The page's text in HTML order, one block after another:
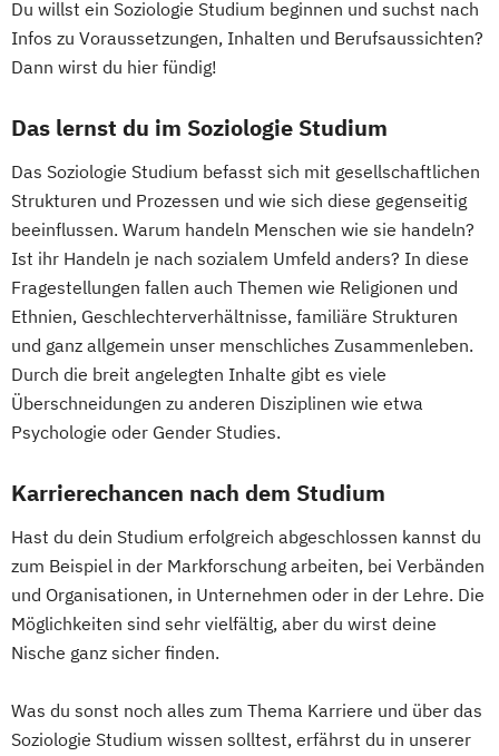
Digital Business Management
Digital Entrepreneurship Digital Health
Digital Innovation and Intrapreneurship
(DE/EN)
Digital Product Management
Digital Transformation Management -
Gesundheitswesen
Digitale Betriebswirtschaftslehre
Digitale Transformation Diätetik
E-Beratung in der Pädagogik
E-Commerce
Elektrotechnik
Engineering (DE/EN)
Entrepreneurship (DE/EN)
Ergotherapie
Ernährungswissenschaften
Beratung und Personalentwicklung
Finance
Accounting und Taxation (DE/EN)
Finanzmanagement
Finanzmanagement für Bankkaufleute
Gartenbau General Management
Gerontologie
Wirtschaftswissenschaft für Ingenieur/-
innen und Naturwissenschaftler/-innen
Du willst ein Soziologie Studium beginnen und suchst nach
Infos zu Voraussetzungen, Inhalten und Berufsaussichten?
Dann wirst du hier fündig!
Das lernst du im Soziologie Studium
Das Soziologie Studium befasst sich mit gesellschaftlichen
Strukturen und Prozessen und wie sich diese gegenseitig
beeinflussen. Warum handeln Menschen wie sie handeln?
Ist ihr Handeln je nach sozialem Umfeld anders? In diese
Fragestellungen fallen auch Themen wie Religionen und
Ethnien, Geschlechterverhältnisse, familiäre Strukturen
und ganz allgemein unser menschliches Zusammenleben.
Durch die breit angelegten Inhalte gibt es viele
Überschneidungen zu anderen Disziplinen wie etwa
Psychologie oder Gender Studies.
Karrierechancen nach dem Studium
Hast du dein Studium erfolgreich abgeschlossen kannst du
zum Beispiel in der Markforschung arbeiten, bei Verbänden
und Organisationen, in Unternehmen oder in der Lehre. Die
Möglichkeiten sind sehr vielfältig, aber du wirst deine
Nische ganz sicher finden.
Was du sonst noch alles zum Thema Karriere und über das
Soziologie Studium wissen solltest, erfährst du in unserer